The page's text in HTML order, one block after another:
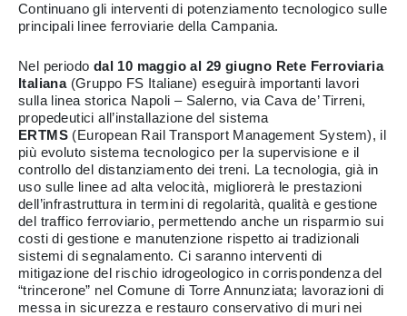
Continuano gli interventi di potenziamento tecnologico sulle
principali linee ferroviarie della Campania.
Nel periodo dal 10 maggio al 29 giugno Rete Ferroviaria
Italiana(Gruppo FS Italiane) eseguirà importanti lavori
sulla linea storica Napoli – Salerno, via Cava de’ Tirreni,
propedeutici all’installazione del sistema
ERTMS (European Rail Transport Management System), il
più evoluto sistema tecnologico per la supervisione e il
controllo del distanziamento dei treni. La tecnologia, già in
uso sulle linee ad alta velocità, migliorerà le prestazioni
dell’infrastruttura in termini di regolarità, qualità e gestione
del traffico ferroviario, permettendo anche un risparmio sui
costi di gestione e manutenzione rispetto ai tradizionali
sistemi di segnalamento. Ci saranno interventi di
mitigazione del rischio idrogeologico in corrispondenza del
“trincerone” nel Comune di Torre Annunziata; lavorazioni di
messa in sicurezza e restauro conservativo di muri nei